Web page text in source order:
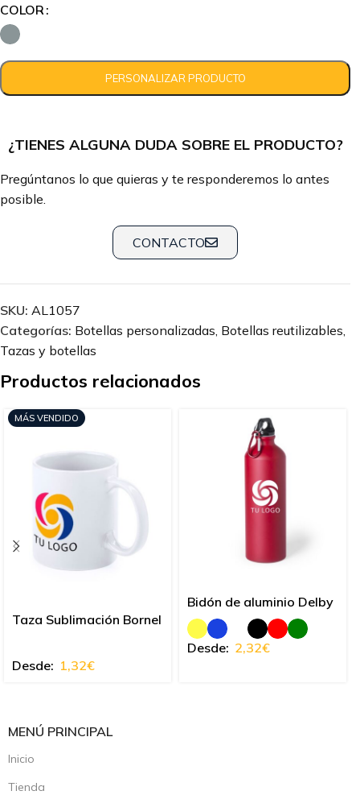
COLOR
¿TIENES ALGUNA DUDA SOBRE EL PRODUCTO?
Pregúntanos lo que quieras y te responderemos lo antes
posible.
CONTACTO
SKU: AL1057
Categorías: Botellas personalizadas, Botellas reutilizables,
Tazas y botellas
Productos relacionados
MÁS VENDIDO
Taza Sublimación Bornel
Desde: 1,32€
Bidón de aluminio Delby
Desde: 2,32€
MENÚ PRINCIPAL
Inicio
Tienda